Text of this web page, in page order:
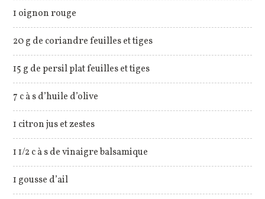
1 oignon rouge
20 g de coriandre feuilles et tiges
15 g de persil plat feuilles et tiges
7 c à s d’huile d’olive
1 citron jus et zestes
1 1/2 c à s de vinaigre balsamique
1 gousse d’ail